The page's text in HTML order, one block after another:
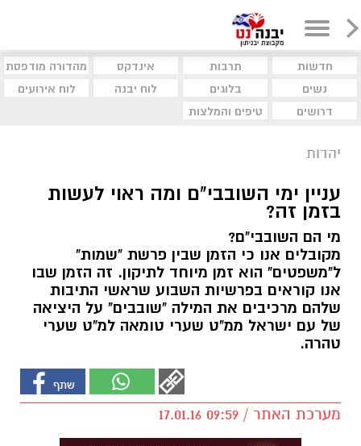
חדשות תרבות אינדקס
מהדורה מודפסת
נשים
בלוגים לוח יבנה
לוח אירועים
דרושים
טיפים והמלצות
יהדות
עניין ימי השובבי"ם ומה ראוי לעשות
בזמן זה?
מי הם השובבי"ם?
מקובלים אנו כי הזמן שבין פרשת "שמות"
ל"משפטים" הוא זמן מיוחד לתיקון. זה הזמן שבו
אנו קוראים בפרשיות השבוע שראשי התיבות
שלהם מרכיבים את המילה "שובבים" על היציאה
של עם ישראל ממ"ט שערי טומאה למ"ט שערי
טהרה.
מערכת האתר / 09:59 17.01.16